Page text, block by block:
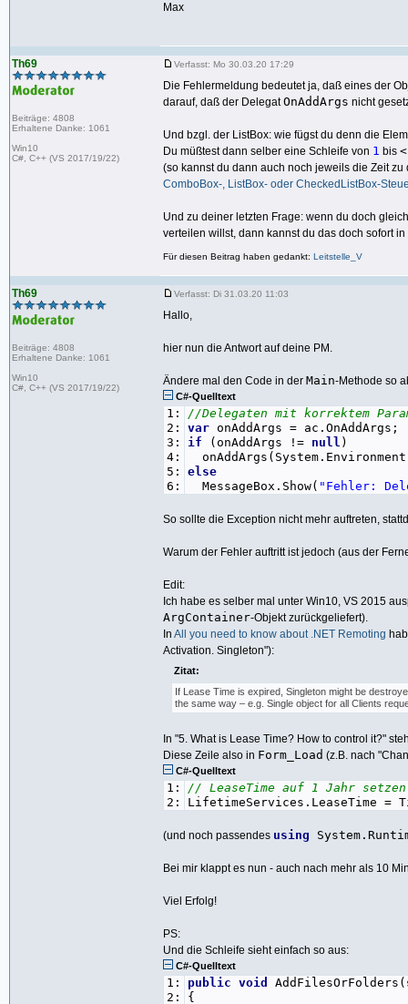
Max
Th69
Beiträge: 4808
Erhaltene Danke: 1061
Win10
C#, C++ (VS 2017/19/22)
Verfasst: Mo 30.03.20 17:29
Die Fehlermeldung bedeutet ja, daß eines der
darauf, daß der DelegatOnAddArgs nicht
Und bzgl. der ListBox: wie fügst du denn die
Du müßtest dann selber eine Schleife von 1 bis
(so kannst du dann auch noch jeweils die Zeit
ComboBox-, ListBox- oder CheckedListBox-
Und zu deiner letzten Frage: wenn du doch
verteilen willst, dann kannst du das doch sofort
Für diesen Beitrag haben gedankt: Leitstelle_V
Th69
Beiträge: 4808
Erhaltene Danke: 1061
Win10
C#, C++ (VS 2017/19/22)
Verfasst: Di 31.03.20 11:03
Hallo,
hier nun die Antwort auf deine PM.
Ändere mal den Code in der Main-Methode so
C#-Quelltext
1:
2:
3:
4:
5:
6:
//Delegaten mit korrektem
var onAddArgs = ac.OnAddArgs;
if (onAddArgs != null )
else
MessageBox.Show( "Fehler:
So sollte die Exception nicht mehr auftreten,
Warum der Fehler auftritt ist jedoch (aus der
Edit:
Ich habe es selber mal unter Win10, VS 2015
ArgContainer-Objekt zurückgeliefert).
In All you need to know about .NET Remoting
Activation. Singleton"):
Zitat:
If Lease Time is expired, Singleton might be
the same way – e.g. Single object for all Clients
In "5. What is Lease Time? How to control it?"
Diese Zeile also in Form_Load (z.B. nach
C#-Quelltext
1:
2:
// LeaseTime auf 1 Jahr setzen
LifetimeServices.LeaseTime =
(und noch passendes using
Bei mir klappt es nun - auch nach mehr als 10
Viel Erfolg!
PS:
Und die Schleife sieht einfach so aus:
C#-Quelltext
1:
2:
public void AddFilesOrFolders(
{